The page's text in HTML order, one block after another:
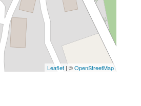
Leaflet | ©OpenStreetMap